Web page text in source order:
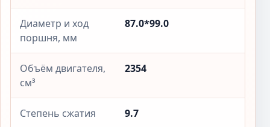
Диаметр и ход
поршня, мм
87.0*99.0
Объём двигателя,
см³
2354
Степень сжатия 9.7